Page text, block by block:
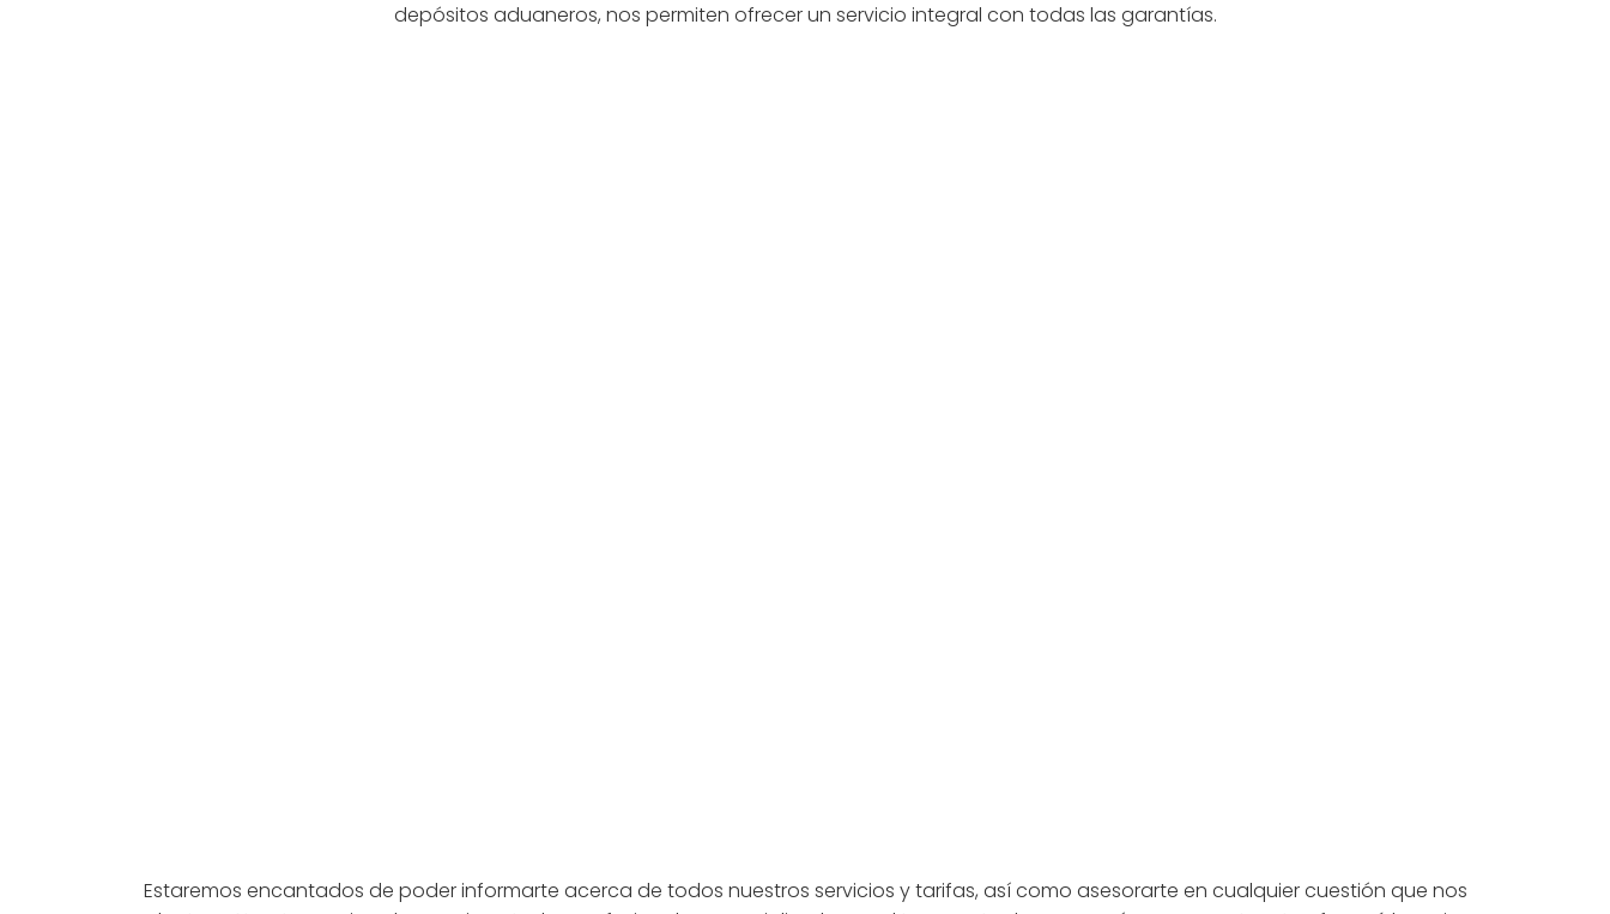
depósitos aduaneros, nos permiten ofrecer un servicio integral con todas las garantías.
Estaremos encantados de poder informarte acerca de todos nuestros servicios y tarifas, así como asesorarte en cualquier cuestión que nos